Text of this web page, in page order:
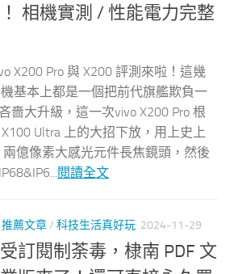
相機實測 / 性能電力完整
X200 Pro 與 X200 評測來啦！這幾
基本上都是一個把前代旗艦欺負一
嗇大升級，這一次vivo X200 Pro 根
Ultra 上的大招下放，用上史上
兩億像素大感光元件長焦鏡頭，然後
閱讀全文
推薦文章/ 科技生活真好玩 2024-11-29
訂閱制荼毒，棣南 PDF 文